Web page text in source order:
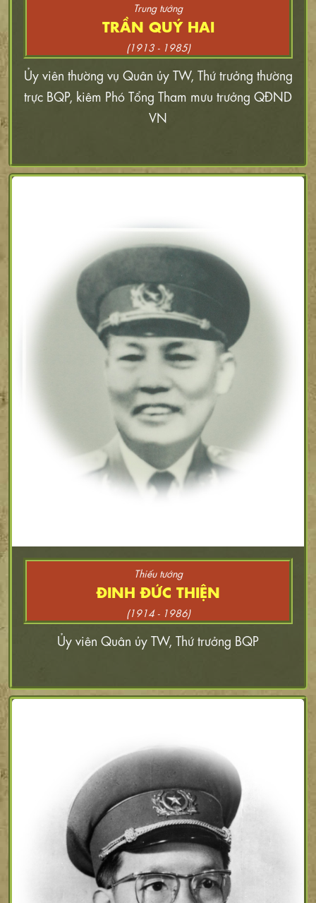
Trung tướng
TRẦN QUÝ HAI
(1913 - 1985)
Ủy viên thường vụ Quân ủy TW, Thứ trưởng thường
trực BQP, kiêm Phó Tổng Tham mưu trưởng QĐND
VN
Thiếu tướng
ĐINH ĐỨC THIỆN
(1914 - 1986)
Ủy viên Quân ủy TW, Thứ trưởng BQP